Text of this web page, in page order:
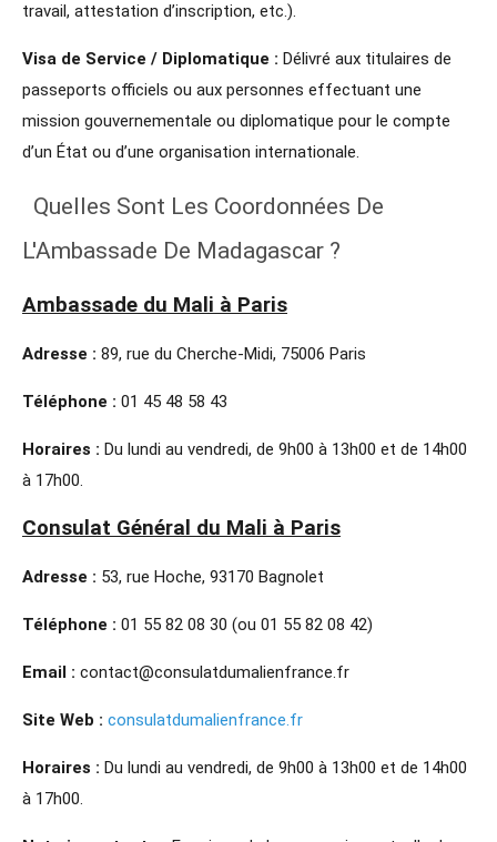
travail, attestation d’inscription, etc.).
Visa de Service / Diplomatique : Délivré aux titulaires de
passeports officiels ou aux personnes effectuant une
mission gouvernementale ou diplomatique pour le compte
d’un État ou d’une organisation internationale.
Quelles Sont Les Coordonnées De
L'Ambassade De Madagascar ?
Ambassade du Mali à Paris
Adresse : 89, rue du Cherche-Midi, 75006 Paris
Téléphone : 01 45 48 58 43
Horaires : Du lundi au vendredi, de 9h00 à 13h00 et de 14h00
à 17h00.
Consulat Général du Mali à Paris
Adresse : 53, rue Hoche, 93170 Bagnolet
Téléphone : 01 55 82 08 30 (ou 01 55 82 08 42)
Email : contact@consulatdumalienfrance.fr
Site Web : consulatdumalienfrance.fr
Horaires : Du lundi au vendredi, de 9h00 à 13h00 et de 14h00
à 17h00.